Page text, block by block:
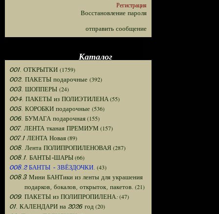
Регистрация
Восстановление пароля
отправить сообщение
Каталог
001. ОТКРЫТКИ (1759)
002. ПАКЕТЫ подарочные (392)
003. ШОППЕРЫ (24)
004. ПАКЕТЫ из ПОЛИЭТИЛЕНА(55)
005. КОРОБКИ подарочные (536)
006. БУМАГА подарочная(155)
007. ЛЕНТА тканая ПРЕМИУМ (157)
007.1 ЛЕНТА Новая(89)
008. Лента ПОЛИПРОПИЛЕНОВАЯ (287)
008.1. БАНТЫ-ШАРЫ(66)
008.2 БАНТЫ - ЗВЁЗДОЧКИ. (43)
008.3 Мини БАНТики из ленты для украшения
подарков, бокалов, открыток, пакетов. (21)
009. ПАКЕТЫ из ПОЛИПРОПИЛЕНА:(47)
01. КАЛЕНДАРИ на 2026 год (20)